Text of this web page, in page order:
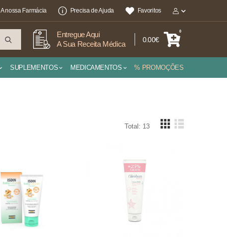
A nossa Farmácia Precisa de Ajuda Favoritos
Entregue Aqui
A Sua Receita Médica
0.00€
0
SUPLEMENTOS MEDICAMENTOS % PROMOÇÕES
Total: 13